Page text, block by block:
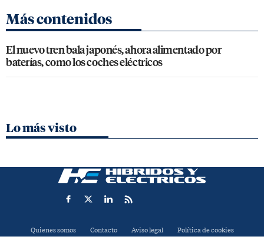
Más contenidos
El nuevo tren bala japonés, ahora alimentado por
baterías, como los coches eléctricos
Lo más visto
Quienes somos Contacto Aviso legal Política de cookies